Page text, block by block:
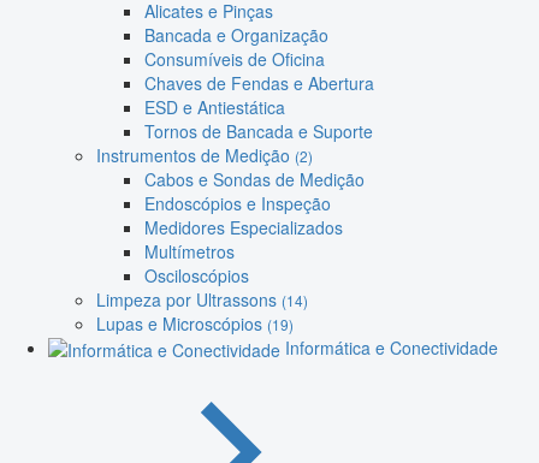
Alicates e Pinças
Bancada e Organização
Consumíveis de Oficina
Chaves de Fendas e Abertura
ESD e Antiestática
Tornos de Bancada e Suporte
Instrumentos de Medição (2)
Cabos e Sondas de Medição
Endoscópios e Inspeção
Medidores Especializados
Multímetros
Osciloscópios
Limpeza por Ultrassons (14)
Lupas e Microscópios (19)
Informática e Conectividade